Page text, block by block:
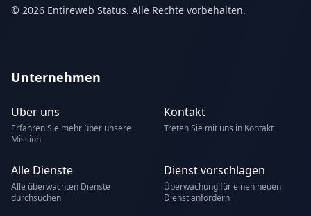
© 2026 Entireweb Status. Alle Rechte vorbehalten.
Unternehmen
Über uns
Erfahren Sie mehr über unsere
Mission
Kontakt
Treten Sie mit uns in Kontakt
Alle Dienste
Alle überwachten Dienste
durchsuchen
Dienst vorschlagen
Überwachung für einen neuen
Dienst anfordern